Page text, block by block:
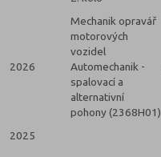
2026
Mechanik opravář
motorových
vozidel
Automechanik -
spalovací a
alternativní
pohony (2368H01)
2025